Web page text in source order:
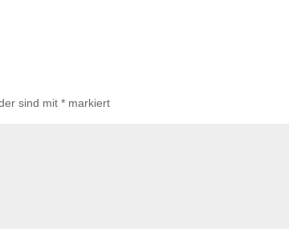
sind mit* markiert